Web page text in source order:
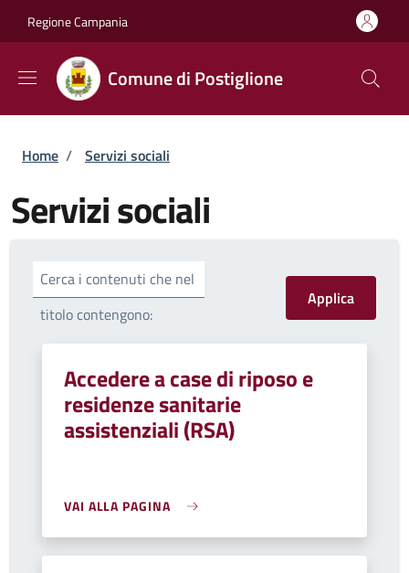
Regione Campania
Comune di Postiglione
Briciole di pane
Home / Servizi sociali
Servizi sociali
Cerca i contenuti che nel
titolo contengono:
Accedere a case di riposo e
residenze sanitarie
assistenziali (RSA)
VAI ALLA PAGINA